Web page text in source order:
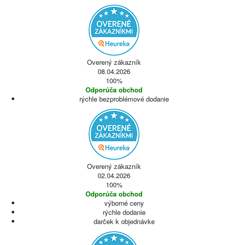
Overený zákazník
08.04.2026
100%
Odporúča obchod
rýchle bezproblémové dodanie
Overený zákazník
02.04.2026
100%
Odporúča obchod
výborné ceny
rýchle dodanie
darček k objednávke